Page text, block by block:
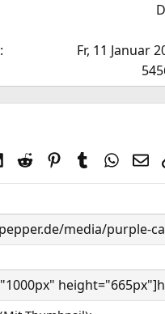
Fr, 11 Januar
LinkedIn
Reddit PinterestTumblr E-